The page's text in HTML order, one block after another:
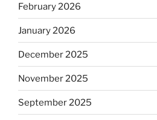
February 2026
January 2026
December 2025
November 2025
September 2025